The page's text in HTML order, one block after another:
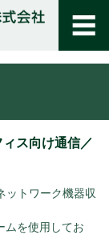
ス向け通信／
トワーク機器収
ムを使用してお